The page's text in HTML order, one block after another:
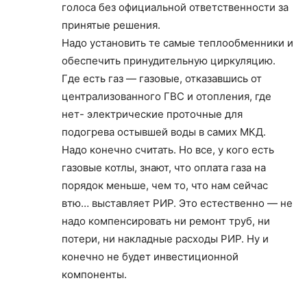
голоса без официальной ответственности за
принятые решения.
Надо установить те самые теплообменники и
обеспечить принудительную циркуляцию.
Где есть газ — газовые, отказавшись от
централизованного ГВС и отопления, где
нет- электрические проточные для
подогрева остывшей воды в самих МКД.
Надо конечно считать. Но все, у кого есть
газовые котлы, знают, что оплата газа на
порядок меньше, чем то, что нам сейчас
втю… выставляет РИР. Это естественно — не
надо компенсировать ни ремонт труб, ни
потери, ни накладные расходы РИР. Ну и
конечно не будет инвестиционной
компоненты.